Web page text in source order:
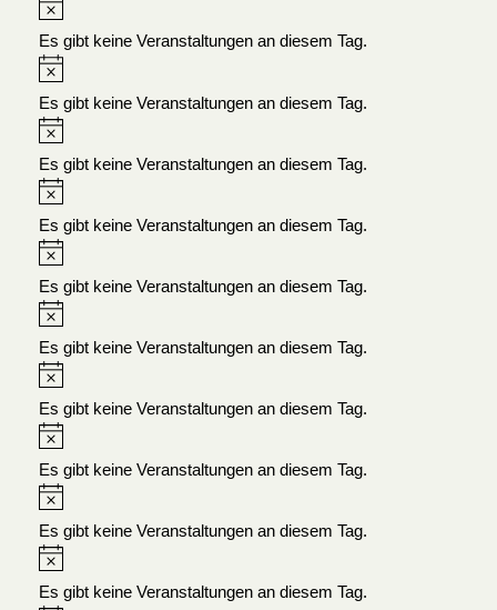
Es gibt keine Veranstaltungen an diesem Tag.
Es gibt keine Veranstaltungen an diesem Tag.
Es gibt keine Veranstaltungen an diesem Tag.
Es gibt keine Veranstaltungen an diesem Tag.
Es gibt keine Veranstaltungen an diesem Tag.
Es gibt keine Veranstaltungen an diesem Tag.
Es gibt keine Veranstaltungen an diesem Tag.
Es gibt keine Veranstaltungen an diesem Tag.
Es gibt keine Veranstaltungen an diesem Tag.
Es gibt keine Veranstaltungen an diesem Tag.